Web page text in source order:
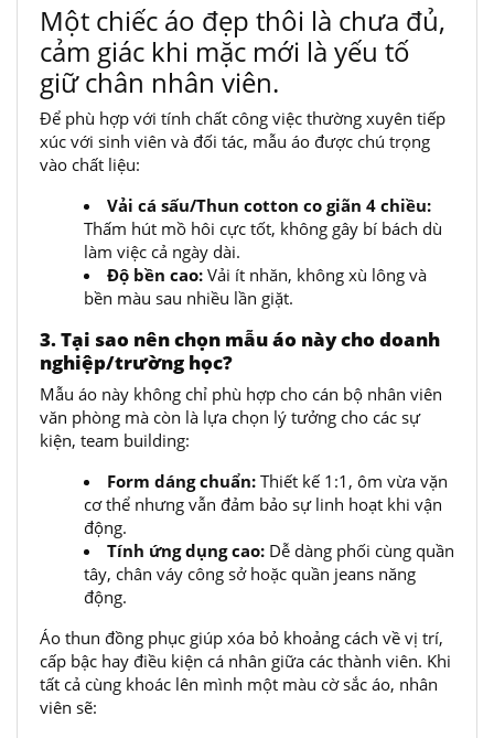
Một chiếc áo đẹp thôi là chưa đủ,
cảm giác khi mặc mới là yếu tố
giữ chân nhân viên.
Để phù hợp với tính chất công việc thường xuyên tiếp
xúc với sinh viên và đối tác, mẫu áo được chú trọng
vào chất liệu:
Vải cá sấu/Thun cotton co giãn 4 chiều:
Thấm hút mồ hôi cực tốt, không gây bí bách dù
làm việc cả ngày dài.
Độ bền cao: Vải ít nhăn, không xù lông và
bền màu sau nhiều lần giặt.
3. Tại sao nên chọn mẫu áo này cho doanh
nghiệp/trường học?
Mẫu áo này không chỉ phù hợp cho cán bộ nhân viên
văn phòng mà còn là lựa chọn lý tưởng cho các sự
kiện, team building:
Form dáng chuẩn: Thiết kế 1:1, ôm vừa vặn
cơ thể nhưng vẫn đảm bảo sự linh hoạt khi vận
động.
Tính ứng dụng cao: Dễ dàng phối cùng quần
tây, chân váy công sở hoặc quần jeans năng
động.
Áo thun đồng phục giúp xóa bỏ khoảng cách về vị trí,
cấp bậc hay điều kiện cá nhân giữa các thành viên. Khi
tất cả cùng khoác lên mình một màu cờ sắc áo, nhân
viên sẽ: